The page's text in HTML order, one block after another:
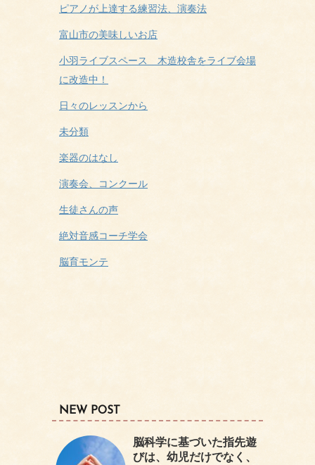
ピアノが上達する練習法、演奏法
富山市の美味しいお店
小羽ライブスペース 木造校舎をライブ会場
に改造中！
日々のレッスンから
未分類
楽器のはなし
演奏会、コンクール
生徒さんの声
絶対音感コーチ学会
脳育モンテ
NEW POST
脳科学に基づいた指先遊
びは、幼児だけでなく、